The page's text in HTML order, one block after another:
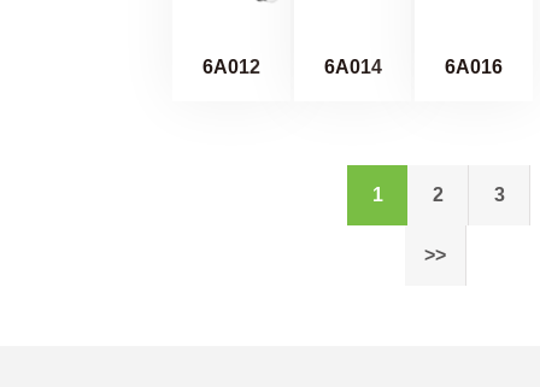
6A012 6A014 6A016
1 2 3
>>